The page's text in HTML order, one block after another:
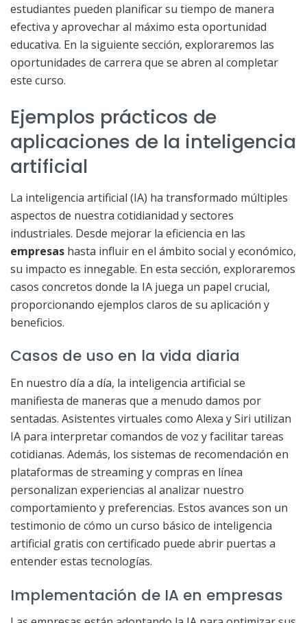
estudiantes pueden planificar su tiempo de manera
efectiva y aprovechar al máximo esta oportunidad
educativa. En la siguiente sección, exploraremos las
oportunidades de carrera que se abren al completar
este curso.
Ejemplos prácticos de
aplicaciones de la inteligencia
artificial
La inteligencia artificial (IA) ha transformado múltiples
aspectos de nuestra cotidianidad y sectores
industriales. Desde mejorar la eficiencia en las
empresas hasta influir en el ámbito social y económico,
su impacto es innegable. En esta sección, exploraremos
casos concretos donde la IA juega un papel crucial,
proporcionando ejemplos claros de su aplicación y
beneficios.
Casos de uso en la vida diaria
En nuestro día a día, la inteligencia artificial se
manifiesta de maneras que a menudo damos por
sentadas. Asistentes virtuales como Alexa y Siri utilizan
IA para interpretar comandos de voz y facilitar tareas
cotidianas. Además, los sistemas de recomendación en
plataformas de streaming y compras en línea
personalizan experiencias al analizar nuestro
comportamiento y preferencias. Estos avances son un
testimonio de cómo un curso básico de inteligencia
artificial gratis con certificado puede abrir puertas a
entender estas tecnologías.
Implementación de IA en empresas